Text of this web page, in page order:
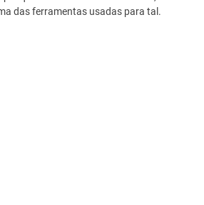
das ferramentas usadas para tal.